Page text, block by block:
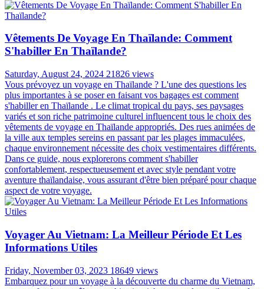
Vêtements De Voyage En Thaïlande: Comment
S'habiller En Thaïlande?
Saturday, August 24, 2024 21826 views
Vous prévoyez un voyage en Thaïlande ? L'une des questions les
plus importantes à se poser en faisant vos bagages est comment
s'habiller en Thaïlande . Le climat tropical du pays, ses paysages
variés et son riche patrimoine culturel influencent tous le choix des
vêtements de voyage en Thaïlande appropriés. Des rues animées de
la ville aux temples sereins en passant par les plages immaculées,
chaque environnement nécessite des choix vestimentaires différents.
Dans ce guide, nous explorerons comment s'habiller
confortablement, respectueusement et avec style pendant votre
aventure thaïlandaise, vous assurant d'être bien préparé pour chaque
aspect de votre voyage.
Voyager Au Vietnam: La Meilleur Période Et Les
Informations Utiles
Friday, November 03, 2023 18649 views
Embarquez pour un voyage à la découverte du charme du Vietnam,